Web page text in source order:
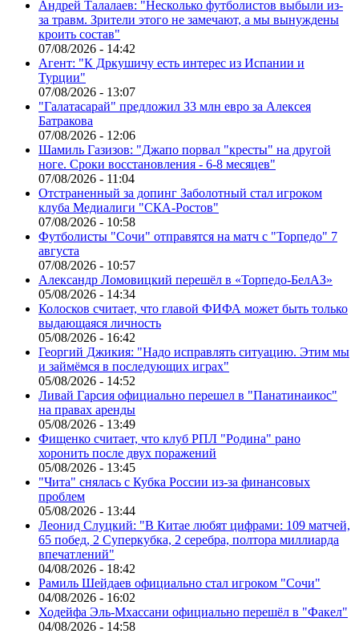
Андрей Талалаев: "Несколько футболистов выбыли из-
за травм. Зрители этого не замечают, а мы вынуждены
кроить состав"
07/08/2026 - 14:42
Агент: "К Дркушичу есть интерес из Испании и
Турции"
07/08/2026 - 13:07
"Галатасарай" предложил 33 млн евро за Алексея
Батракова
07/08/2026 - 12:06
Шамиль Газизов: "Джапо порвал "кресты" на другой
ноге. Сроки восстановления - 6-8 месяцев"
07/08/2026 - 11:04
Отстраненный за допинг Заболотный стал игроком
клуба Медиалиги "СКА-Ростов"
07/08/2026 - 10:58
Футболисты "Сочи" отправятся на матч с "Торпедо" 7
августа
07/08/2026 - 10:57
Александр Ломовицкий перешёл в «Торпедо-БелАЗ»
05/08/2026 - 14:34
Колосков считает, что главой ФИФА может быть только
выдающаяся личность
05/08/2026 - 16:42
Георгий Джикия: "Надо исправлять ситуацию. Этим мы
и займёмся в последующих играх"
05/08/2026 - 14:52
Ливай Гарсия официально перешел в "Панатинаикос"
на правах аренды
05/08/2026 - 13:49
Фищенко считает, что клуб РПЛ "Родина" рано
хоронить после двух поражений
05/08/2026 - 13:45
"Чита" снялась с Кубка России из-за финансовых
проблем
05/08/2026 - 13:44
Леонид Слуцкий: "В Китае любят цифрами: 109 матчей,
65 побед, 2 Суперкубка, 2 серебра, полтора миллиарда
впечатлений"
04/08/2026 - 18:42
Рамиль Шейдаев официально стал игроком "Сочи"
04/08/2026 - 16:02
Ходейфа Эль-Мхассани официально перешёл в "Факел"
04/08/2026 - 14:58